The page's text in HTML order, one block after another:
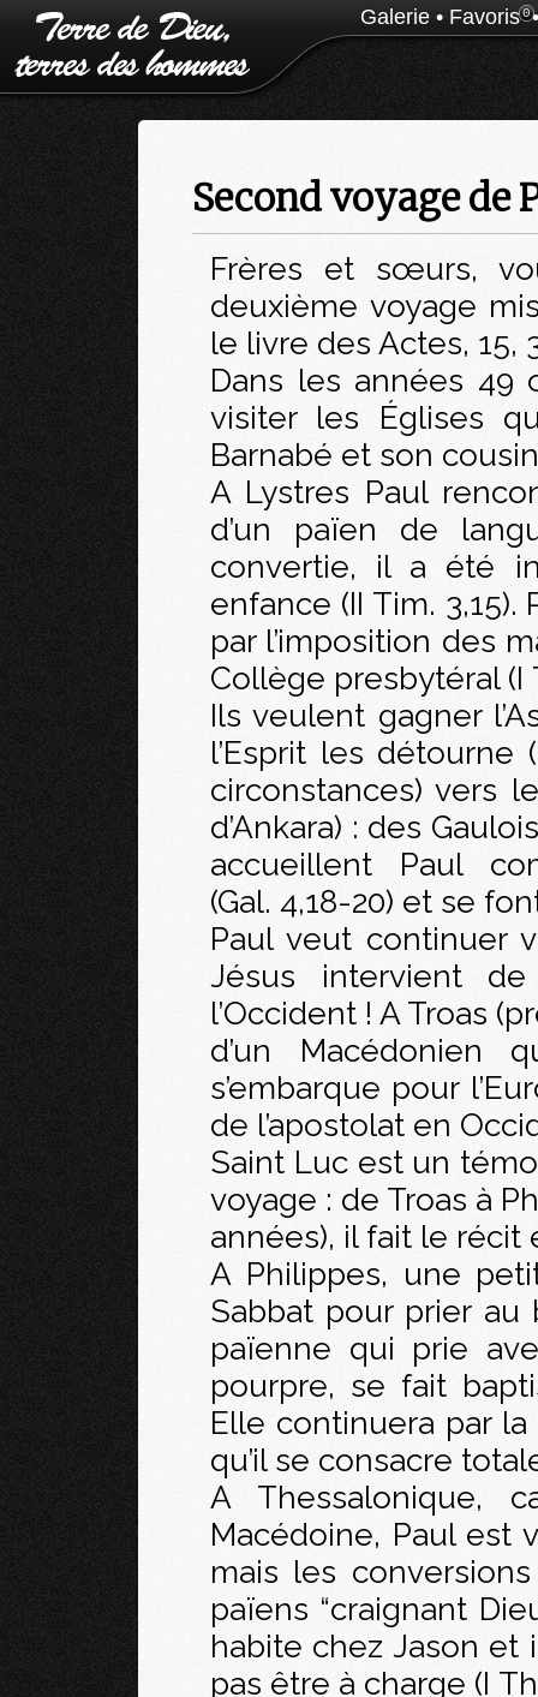
Galerie • Favoris0
Second voyage de
Frères et sœurs,
deuxième voyage
le livre des Actes, 15,
Dans les années 49
visiter les Églises
Barnabé et son
A Lystres Paul
d’un païen de
convertie, il a été
enfance (II Tim. 3,15).
par l’imposition des
Collège presbytéral (I
Ils veulent gagner
l’Esprit les
circonstances) vers
d’Ankara) : des
accueillent Paul
(Gal. 4,18-20) et se
Paul veut continuer
Jésus intervient
l’Occident ! A Troas
d’un Macédonien
s’embarque pour
de l’apostolat en
Saint Luc est un
voyage : de Troas à
années), il fait le récit
A Philippes, une
Sabbat pour prier
païenne qui prie
pourpre, se fait
Elle continuera par
qu’il se consacre
A Thessalonique,
Macédoine, Paul est
mais les
païens “craignant
habite chez Jason et
pas être à charge (I